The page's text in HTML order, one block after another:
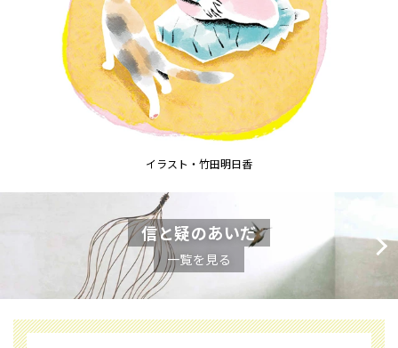
イラスト・竹田明日香
信と疑のあいだ
一覧を見る